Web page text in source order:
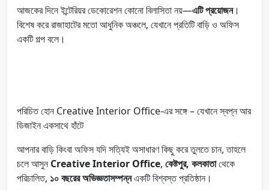
আজকের দিনে ইন্টেরিয়র ডেকোরেশন কোনো বিলাসিতা নয়—এটি প্রয়োজন।
বিশেষ করে রাজাহাটের মতো আধুনিক অঞ্চলে, যেখানে প্রতিটি বাড়ি ও অফিস
একটি গল্প বলে।
পরিচিত হোন Creative Interior Office-এর সঙ্গে – যেখানে স্বপ্ন আর
ডিজাইন একসাথে হাঁটে
আপনার বাড়ি কিংবা অফিস যদি সত্যিই অসাধারণ কিছু করে তুলতে চান, তাহলে
চলে আসুন Creative Interior Office, কেষ্টপুর, কলকাতাথেকে
পরিচালিত, ১০ বছরের অভিজ্ঞতাসম্পন্নএকটি বিশ্বস্ত প্রতিষ্ঠান।